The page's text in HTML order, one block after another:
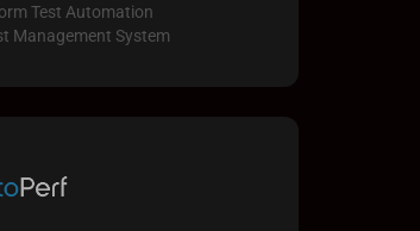
Test Automation
Management System